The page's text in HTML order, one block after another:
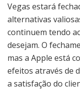
Vegas estará
alternativas
continuem tendo
desejam. O
mas a Apple está
efeitos através de
a satisfação do